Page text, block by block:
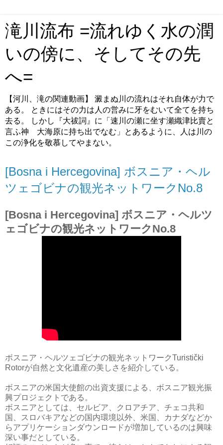
滝川流布 =流れゆく水の潤
いの傍に、そしてその先
へ=
【河川、滝の関連動画】 澱まぬ川の流れはそれ自体が力で
ある。 ときにはその力は人の営みに牙をむいて全てを持ち
去る。 しかし『大祓詞』に「速川の瀬に坐す瀬織津比賣と
言ふ神 大海原に持ち出でなむ」とあるように、人は川の
この浄化を敬慕してやまない。
[Bosna i Hercegovina] ボスニア・ヘル
ツェゴビナの観光ネットワークNo.8
[Bosna i Hercegovina] ボスニア・ヘルツ
ェゴビナの観光ネットワークNo.8
ボスニア・ヘルツェゴビナの観光ネットワークTuristički
Rotorが自然と文化遺産の美しさを紹介している。
ボスニアの米国大使館の出資支援による、ボスニア観光振
興プロジェクトである。
ボスニアとしては、セルビア、クロアチア、チェコ共和
国、スロバキアなどの国内環境以外、米国、カナダなどか
らアプリケーションダウンロードが増加しているのは興味
深い事だとしている。